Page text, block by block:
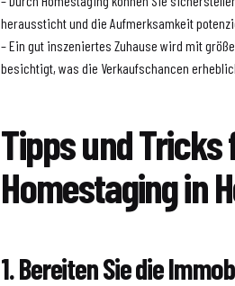
heraussticht und die Aufmerksamkeit
– Ein gut inszeniertes Zuhause wird mit
besichtigt, was die Verkaufschancen
Tipps und
Homestaging in
1. Bereiten Sie die